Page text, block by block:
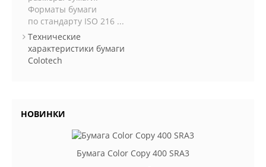
Форматы бумаги
по стандарту ISO 216 ...
Технические
характеристики бумаги
Colotech
НОВИНКИ
Бумага Color Copy 400 SRA3